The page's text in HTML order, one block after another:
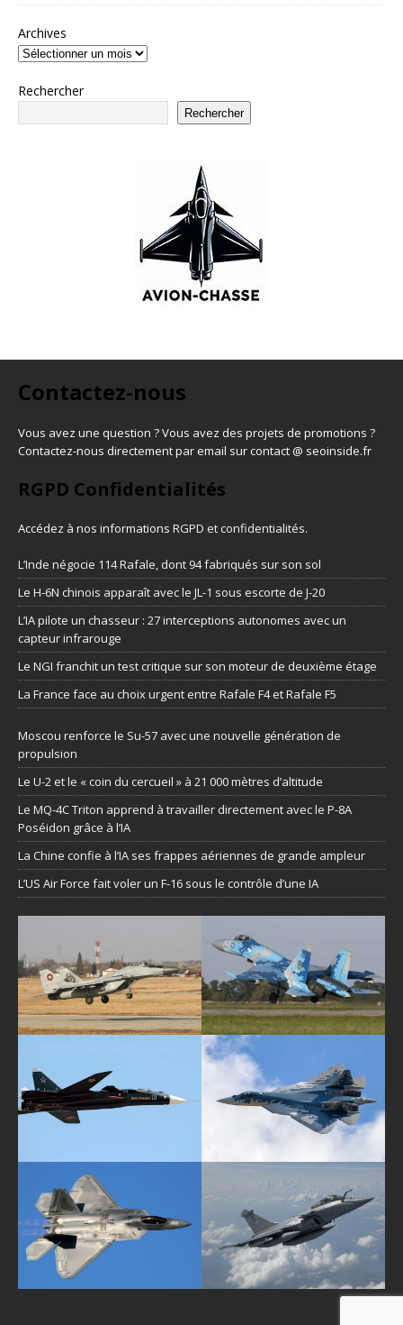
Archives
Rechercher
Rechercher
Contactez-nous
Vous avez une question ? Vous avez des projets de promotions ?
Contactez-nous directement par email sur contact @ seoinside.fr
RGPD Confidentialités
Accédez à nos informations RGPD et confidentialités.
L’Inde négocie 114 Rafale, dont 94 fabriqués sur son sol
Le H-6N chinois apparaît avec le JL-1 sous escorte de J-20
L’IA pilote un chasseur : 27 interceptions autonomes avec un
capteur infrarouge
Le NGI franchit un test critique sur son moteur de deuxième étage
La France face au choix urgent entre Rafale F4 et Rafale F5
Moscou renforce le Su-57 avec une nouvelle génération de
propulsion
Le U-2 et le « coin du cercueil » à 21 000 mètres d’altitude
Le MQ-4C Triton apprend à travailler directement avec le P-8A
Poséidon grâce à l’IA
La Chine confie à l’IA ses frappes aériennes de grande ampleur
L’US Air Force fait voler un F-16 sous le contrôle d’une IA